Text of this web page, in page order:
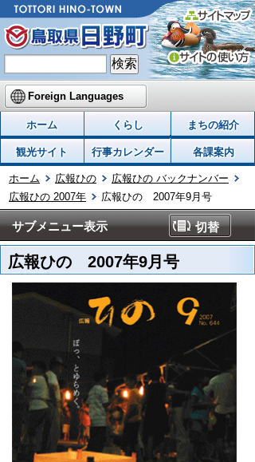
Foreign Languages
ホーム くらし まちの紹介
観光サイト 行事カレンダー 各課案内
ホーム 広報ひの
広報ひの バックナンバー
広報ひの 2007年
広報ひの 2007年9月号
サブメニュー表示 切替
広報ひの 2007年9月号